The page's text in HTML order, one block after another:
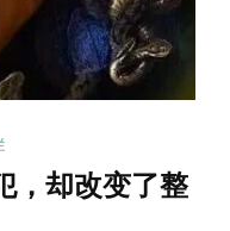
，却改变了整